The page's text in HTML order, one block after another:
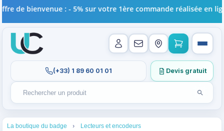
Rechercher un produit
Recherches récentes au focus. Tapez au moins 2
Lancer
(+33) 1 89 60 01 01 Devis gratuit
de bienvenue : - 5% sur votre 1ère commande réalisée en
La boutique du badge Lecteurs et encodeurs